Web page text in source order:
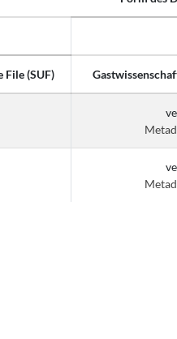
File (SUF)